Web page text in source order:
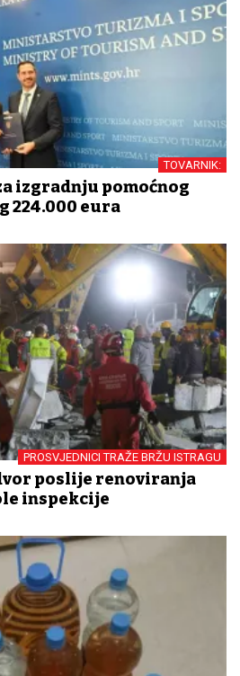
TOVARNIK:
izgradnju pomoćnog
224.000 eura
PROSVJEDNICI TRAŽE BRŽU ISTRAGU
poslije renoviranja
inspekcije